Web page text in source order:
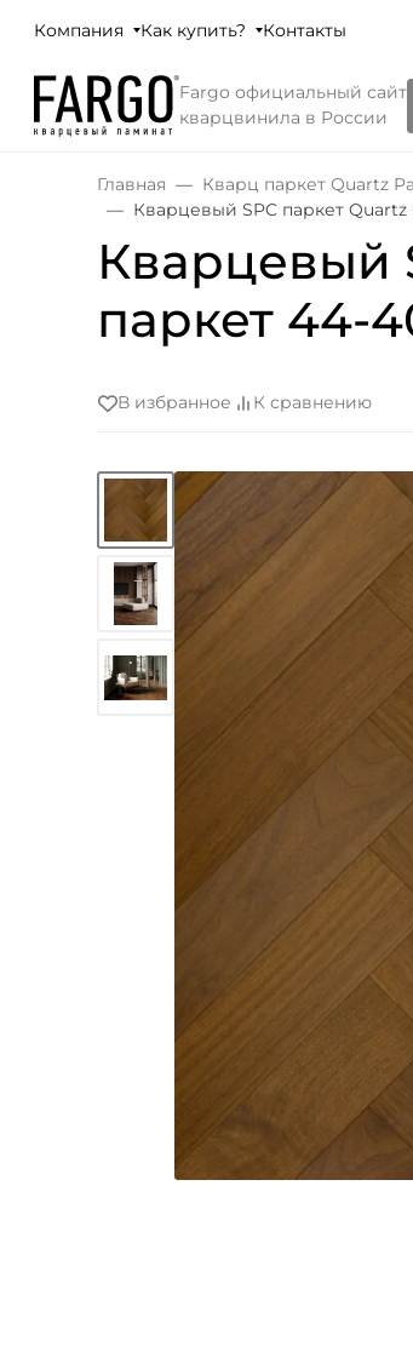
Компания Как купить? Контакты
Fargo официальный сайт
кварцвинила в России
Главная Кварц паркет Quartz
Кварцевый SPC паркет
Кварцевый
паркет 44-
В избранное К сравнению